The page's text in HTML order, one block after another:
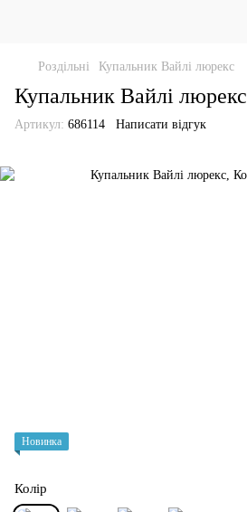
Роздільні Купальник Вайлі люрекс
Купальник Вайлі люрекс
Артикул: 686114 Написати відгук
Новинка
Колір